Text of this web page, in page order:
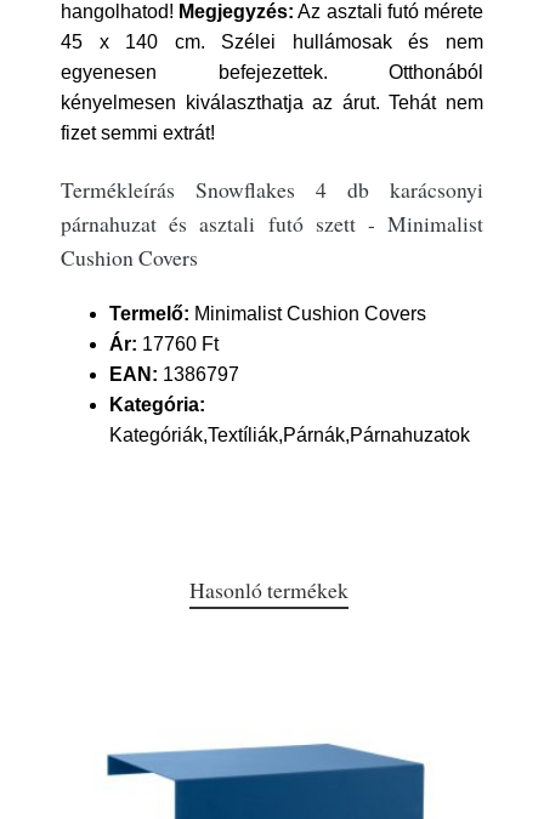
hangolhatod! Megjegyzés: Az asztali futó mérete
45 x 140 cm. Szélei hullámosak és nem
egyenesen befejezettek. Otthonából
kényelmesen kiválaszthatja az árut. Tehát nem
fizet semmi extrát!
Termékleírás Snowflakes 4 db karácsonyi
párnahuzat és asztali futó szett - Minimalist
Cushion Covers
Termelő: Minimalist Cushion Covers
Ár: 17760 Ft
EAN: 1386797
Kategória:
Kategóriák,Textíliák,Párnák,Párnahuzatok
Hasonló termékek